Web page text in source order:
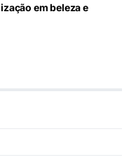
em beleza e